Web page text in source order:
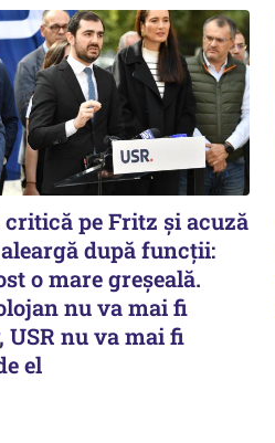
pe Fritz și acuză
după funcții:
o mare greșeală.
nu va mai fi
USR nu va mai fi
el